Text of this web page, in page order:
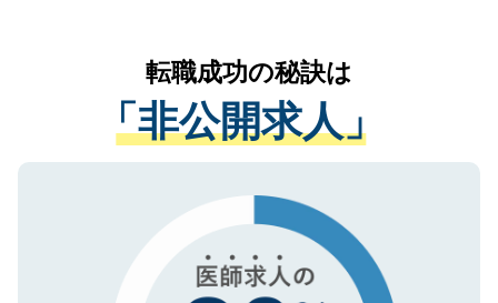
は、個人情報の取り扱いについての厳密な
管理基準を満たした事業者のみに付与され
る、プライバシーマークを取得済みです。
で、機密保持に関してもご安心ください。
かがいして、現在の医療機関の状況や紹介
経験をまじえながら、適切なアドバイスを
させていただきます。すぐにご転職をされ
ない方には、長期的なサポートが可能です
ので、まずはご登録ください。
転職成功の秘訣は
「非公開求人」